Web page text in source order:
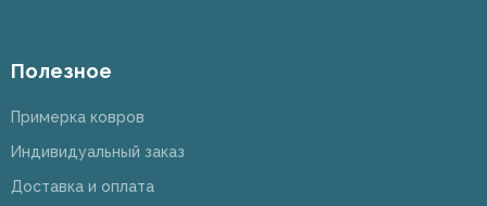
Полезное
Примерка ковров
Индивидуальный заказ
Доставка и оплата